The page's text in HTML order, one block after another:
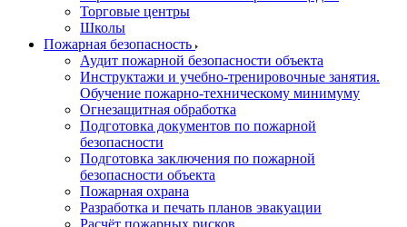
Торговые центры
Школы
Пожарная безопасность
Аудит пожарной безопасности объекта
Инструктажи и учебно-тренировочные занятия.
Обучение пожарно-техническому минимуму
Огнезащитная обработка
Подготовка документов по пожарной
безопасности
Подготовка заключения по пожарной
безопасности объекта
Пожарная охрана
Разработка и печать планов эвакуации
Расчёт пожарных рисков